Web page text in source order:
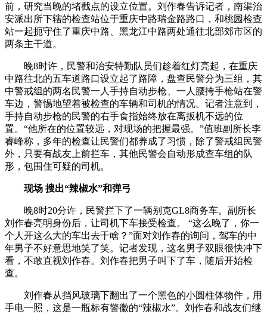
前，研究当晚的堵截点的设立位置。刘作春告诉记者，南渠治
安派出所下辖的检查站位于重庆中路瑞金路路口，和桃园检查
站一起扼守住了重庆中路、黑龙江中路两处通往北部郊市区的
两条主干道。
晚8时许，民警和治安特勤队员们趁着红灯亮起，在重庆
中路往北的五车道路口设立起了路障，盘查民警分为三组，其
中警戒组的两名民警一人手持自动步枪、一人腰挎手枪站在警
车边，警惕地望着被检查的车辆和司机的情况。记者注意到，
手持自动步枪的民警的右手食指始终放在离扳机不远的位
置。“他所在的位置较远，对现场的把握最强。”值班副所长李
睿峰称，多年的检查让民警们都养成了习惯，除了警戒组民警
外，只要有战友上前拦车，其他民警会自动形成查车组的队
形，包围住可疑的司机。
现场 搜出“辣椒水”和弹弓
晚8时20分许，民警拦下了一辆别克GL8商务车。副所长
刘作春亮明身份后，让司机下车接受检查。 “这么晚了，你一
个人开这么大的车出去干啥？”面对刘作春的询问，驾车的中
年男子不好意思地笑了笑。记者发现，这名男子双眼很快冲下
看，不敢直视刘作春。刘作春把男子叫下了车，随后开始检
查。
刘作春从挡风玻璃下翻出了一个黑色的小圆柱体物件，用
手电一照，这是一瓶标有警徽的“辣椒水”。刘作春和战友们继